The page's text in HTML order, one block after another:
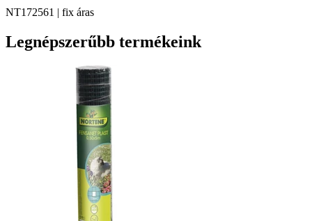
NT172561 | fix áras
Legnépszerűbb termékeink